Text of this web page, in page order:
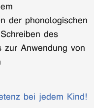
der phonologischen
des
zur Anwendung von
bei jedem Kind!